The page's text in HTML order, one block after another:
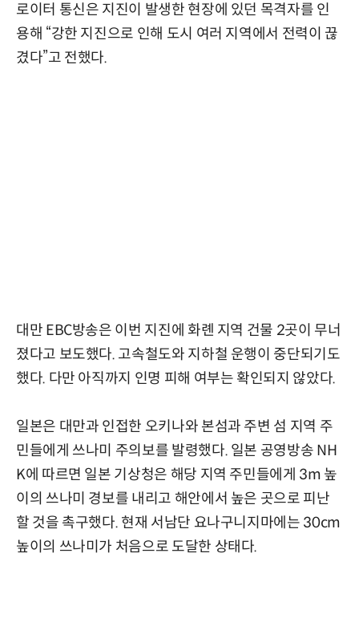
로이터 통신은 지진이 발생한 현장에 있던 목격자를 인
용해 “강한 지진으로 인해 도시 여러 지역에서 전력이 끊
겼다”고 전했다.
대만 EBC방송은 이번 지진에 화롄 지역 건물 2곳이 무너
졌다고 보도했다. 고속철도와 지하철 운행이 중단되기도
했다. 다만 아직까지 인명 피해 여부는 확인되지 않았다.
일본은 대만과 인접한 오키나와 본섬과 주변 섬 지역 주
민들에게 쓰나미 주의보를 발령했다. 일본 공영방송 NH
K에 따르면 일본 기상청은 해당 지역 주민들에게 3m 높
이의 쓰나미 경보를 내리고 해안에서 높은 곳으로 피난
할 것을 촉구했다. 현재 서남단 요나구니지마에는 30cm
높이의 쓰나미가 처음으로 도달한 상태다.